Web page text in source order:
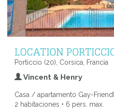
LOCATION
Porticcio (20), Corsica, Francia
Vincent & Henry
Casa / apartamento Gay-
2 habitaciones • 6 pers. max.